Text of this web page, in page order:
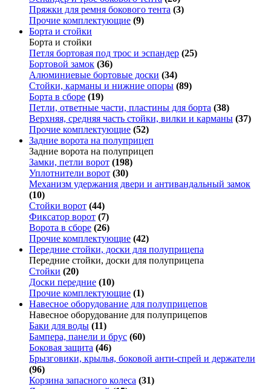
Пряжки для ремня бокового тента (3)
Прочие комплектующие (9)
Борта и стойки
Борта и стойки
Петля бортовая под трос и эспандер (25)
Бортовой замок (36)
Алюминиевые бортовые доски (34)
Стойки, карманы и нижние опоры (89)
Борта в сборе (19)
Петли, ответные части, пластины для борта (38)
Верхняя, средняя часть стойки, вилки и карманы (37)
Прочие комплектующие (52)
Задние ворота на полуприцеп
Задние ворота на полуприцеп
Замки, петли ворот (198)
Уплотнители ворот (30)
Механизм удержания двери и антивандальный замок
(10)
Стойки ворот (44)
Фиксатор ворот (7)
Ворота в сборе (26)
Прочие комплектующие (42)
Передние стойки, доски для полуприцепа
Передние стойки, доски для полуприцепа
Стойки (20)
Доски передние (10)
Прочие комплектующие (1)
Навесное оборудование для полуприцепов
Навесное оборудование для полуприцепов
Баки для воды (11)
Бампера, панели и брус (60)
Боковая защита (46)
Брызговики, крылья, боковой анти-спрей и держатели
(96)
Корзина запасного колеса (31)